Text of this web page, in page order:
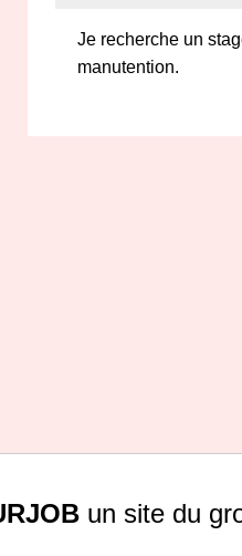
Je recherche un
manutention.
un site du